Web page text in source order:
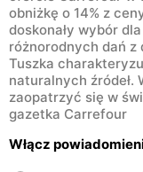
obniżkę o 14% z
doskonały wybór
różnorodnych dań z
Tuszka
naturalnych źródeł.
zaopatrzyć się w
gazetka Carrefour
Włącz